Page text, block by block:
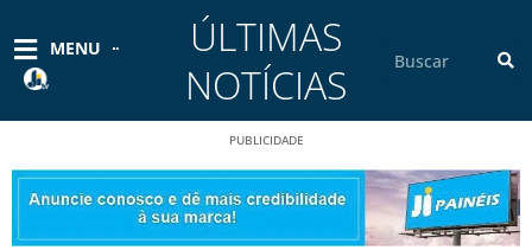
conteúdo
MENU
ÚLTIMAS
NOTÍCIAS
PUBLICIDADE